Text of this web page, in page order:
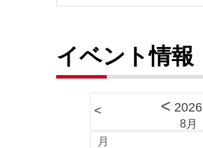
イベント情報
< < 2026
8月
月